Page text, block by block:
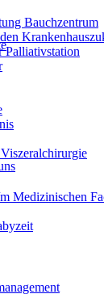
Bauchzentrum
Palliativstation
Medizinischen